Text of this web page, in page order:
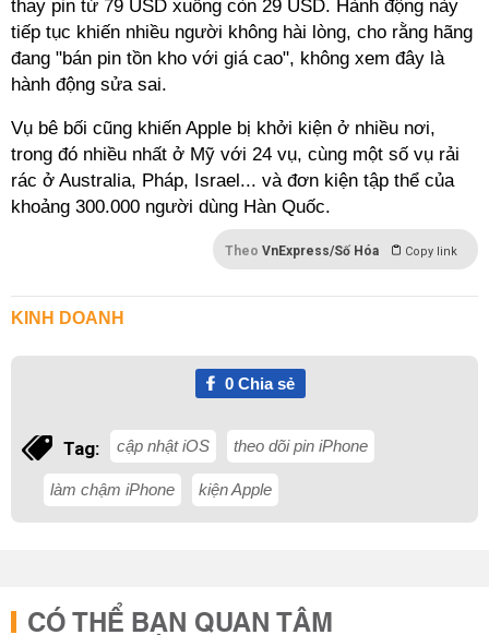
thay pin từ 79 USD xuống còn 29 USD. Hành động này
tiếp tục khiến nhiều người không hài lòng, cho rằng hãng
đang "bán pin tồn kho với giá cao", không xem đây là
hành động sửa sai.
Vụ bê bối cũng khiến Apple bị khởi kiện ở nhiều nơi,
trong đó nhiều nhất ở Mỹ với 24 vụ, cùng một số vụ rải
rác ở Australia, Pháp, Israel... và đơn kiện tập thể của
khoảng 300.000 người dùng Hàn Quốc.
Theo VnExpress/Số Hóa Copy link
KINH DOANH
0Chia sẻ
Tag: cập nhật iOS theo dõi pin iPhone
làm chậm iPhone kiện Apple
CÓ THỂ BẠN QUAN TÂM